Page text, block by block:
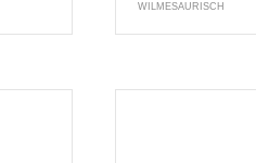
WILMESAURISCH